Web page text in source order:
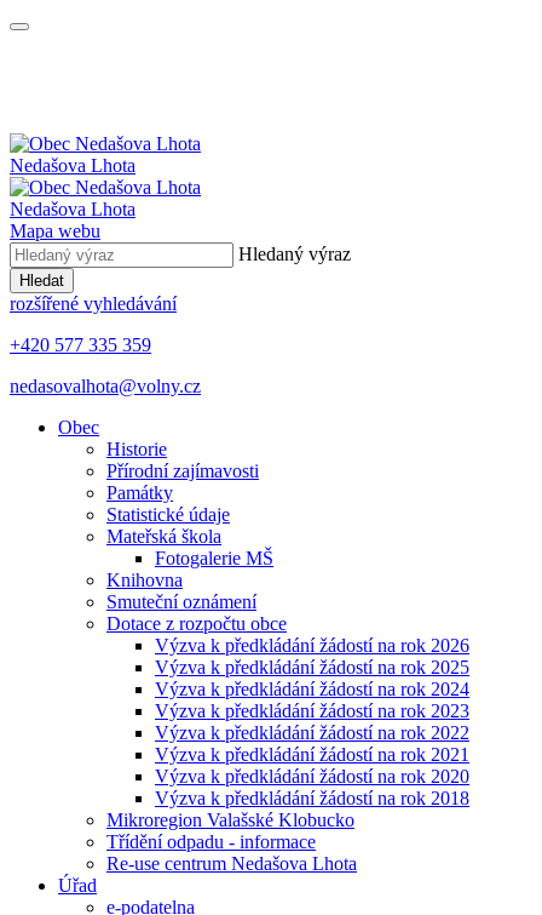
Nedašova Lhota
Nedašova Lhota
Mapa webu
Hledaný výraz
Hledat
rozšířené vyhledávání
+420 577 335 359
nedasovalhota@volny.cz
Obec
Historie
Přírodní zajímavosti
Památky
Statistické údaje
Mateřská škola
Fotogalerie MŠ
Knihovna
Smuteční oznámení
Dotace z rozpočtu obce
Výzva k předkládání žádostí na rok 2026
Výzva k předkládání žádostí na rok 2025
Výzva k předkládání žádostí na rok 2024
Výzva k předkládání žádostí na rok 2023
Výzva k předkládání žádostí na rok 2022
Výzva k předkládání žádostí na rok 2021
Výzva k předkládání žádostí na rok 2020
Výzva k předkládání žádostí na rok 2018
Mikroregion Valašské Klobucko
Třídění odpadu - informace
Re-use centrum Nedašova Lhota
Úřad
e-podatelna